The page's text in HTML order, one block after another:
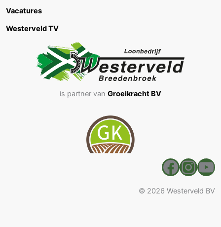
Vacatures
Westerveld TV
is partner van Groeikracht BV
© 2026 Westerveld BV